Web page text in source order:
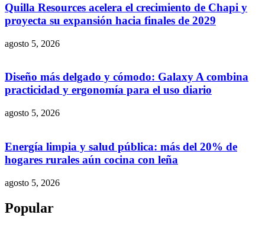
Quilla Resources acelera el crecimiento de Chapi y
proyecta su expansión hacia finales de 2029
agosto 5, 2026
Diseño más delgado y cómodo: Galaxy A combina
practicidad y ergonomía para el uso diario
agosto 5, 2026
Energía limpia y salud pública: más del 20% de
hogares rurales aún cocina con leña
agosto 5, 2026
Popular